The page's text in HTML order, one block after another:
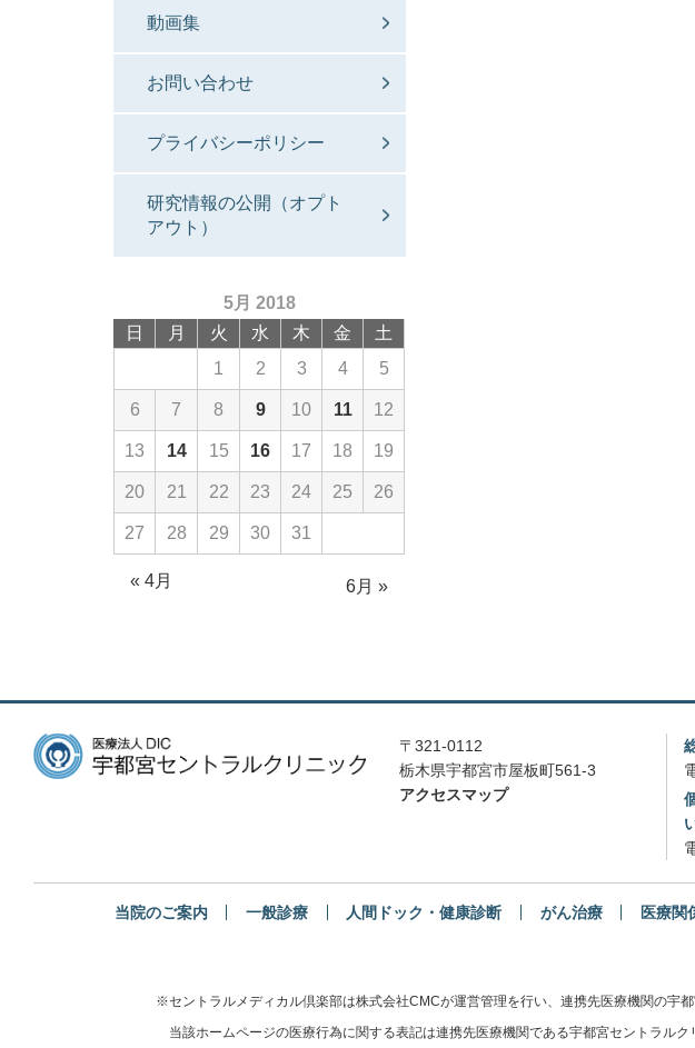
動画集
お問い合わせ
プライバシーポリシー
研究情報の公開（オプト
アウト）
5月 2018
日
月 火 水 木 金 土
« 4月 6月 »
1 2 3 4 5
6 7 8 9 10 11 12
13 14 15 16 17 18 19
20 21 22 23 24 25 26
27 28 29 30 31
〒321-0112
栃木県宇都宮市屋板町561-3
アクセスマップ
当院のご案内 一般診療 人間ドック・健康診断 がん治療 医療関
※セントラルメディカル倶楽部は株式会社CMCが運営管理を行い、連携先医療機関の宇
当該ホームページの医療行為に関する表記は連携先医療機関である宇都宮セントラルク